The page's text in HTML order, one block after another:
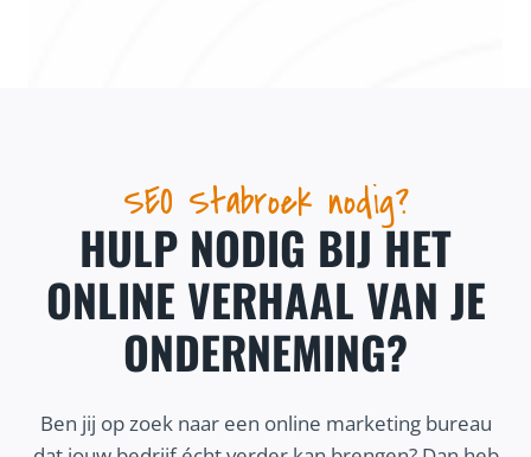
SEO Stabroek nodig?
HULP NODIG BIJ HET
ONLINE VERHAAL VAN JE
ONDERNEMING?
Ben jij op zoek naar een online marketing bureau